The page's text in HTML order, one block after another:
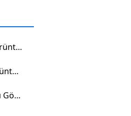
Almanya Rüsselsheiml Uydu Görüntüsü
Almanya Bönnigheim Uydu Görüntüsü
Almanya Donaueschingen Uydu Görüntüsü